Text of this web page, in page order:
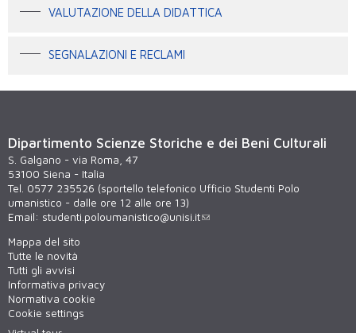
VALUTAZIONE DELLA DIDATTICA
SEGNALAZIONI E RECLAMI
Dipartimento Scienze Storiche e dei Beni Culturali
S. Galgano - via Roma, 47
53100 Siena - Italia
Tel. 0577 235526 (sportello telefonico Ufficio Studenti Polo
umanistico - dalle ore 12 alle ore 13)
Email: studenti.poloumanistico@unisi.it
Mappa del sito
Tutte le novità
Tutti gli avvisi
Informativa privacy
Normativa cookie
Cookie settings